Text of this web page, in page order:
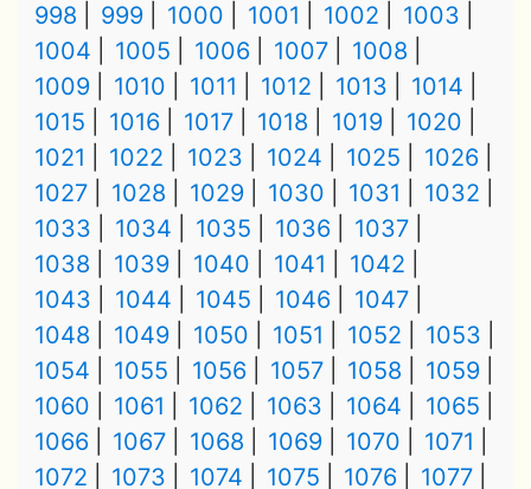
998
999 1000 1001 1002
1003
1004
1005 1006 1007
1008
1009
1010 1011 1012 1013
1014
1015
1016 1017 1018 1019
1020
1021
1022 1023 1024 1025
1026
1027
1028 1029 1030 1031
1032
1033
1034 1035 1036
1037
1038
1039 1040 1041
1042
1043
1044 1045 1046
1047
1048
1049 1050 1051 1052
1053
1054
1055 1056 1057 1058
1059
1060
1061 1062 1063 1064
1065
1066
1067 1068 1069 1070
1071
1072
1073 1074 1075 1076 1077